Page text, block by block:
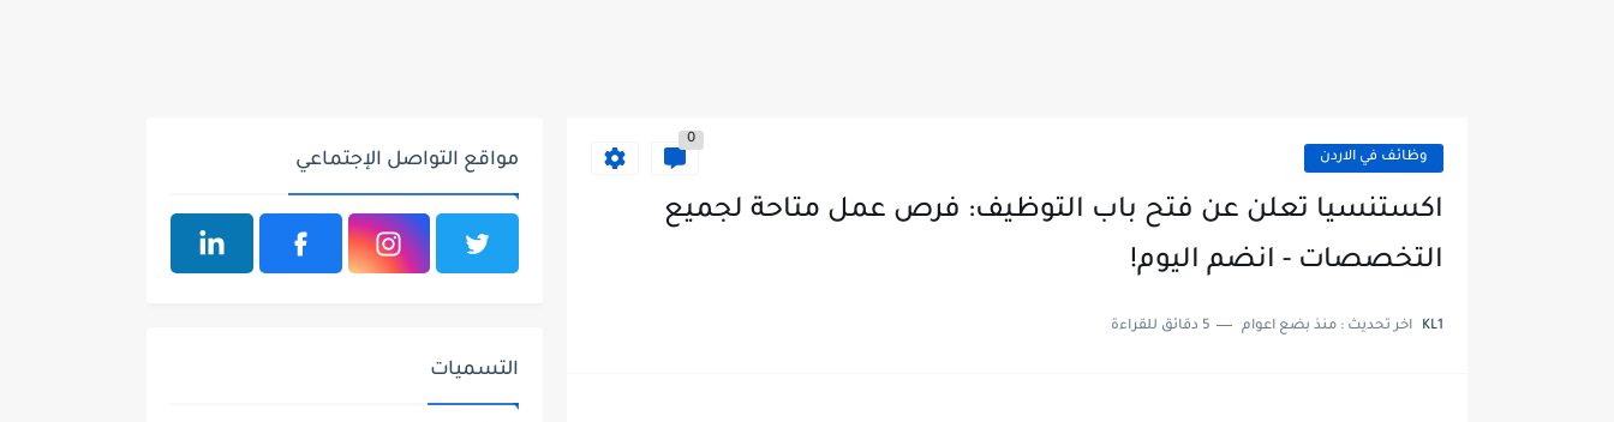
وظائف في الاردن
0
اكستنسيا تعلن عن فتح باب التوظيف: فرص عمل متاحة لجميع
التخصصات - انضم اليوم!
KL1 اخر تحديث : منذ بضع اعوام 5 دقائق للقراءة
مواقع التواصل الإجتماعي
التسميات